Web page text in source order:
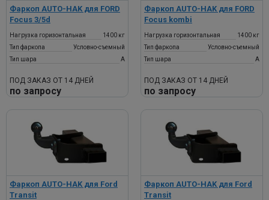
Фаркоп AUTO-HAK для FORD
Focus 3/5d
Нагрузка горизонтальная
1400 кг
Тип фаркопа
Условно-съемный
Тип шара
A
ПОД ЗАКАЗ ОТ 14 ДНЕЙ
по запросу
Фаркоп AUTO-HAK для FORD
Focus kombi
Нагрузка горизонтальная
1400 кг
Тип фаркопа
Условно-съемный
Тип шара
A
ПОД ЗАКАЗ ОТ 14 ДНЕЙ
по запросу
Фаркоп AUTO-HAK для Ford
Transit
Фаркоп AUTO-HAK для Ford
Transit